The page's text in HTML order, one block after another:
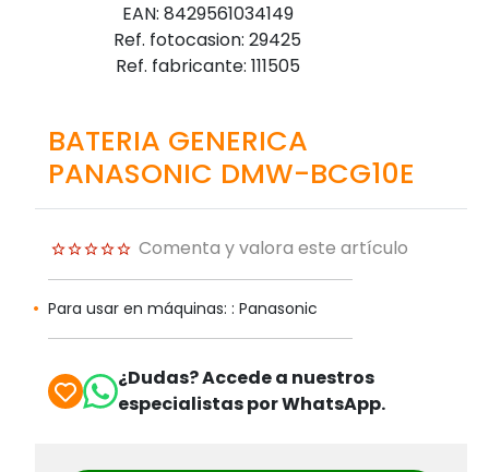
EAN: 8429561034149
Ref. fotocasion: 29425
Ref. fabricante: 111505
BATERIA GENERICA
PANASONIC DMW-BCG10E
Comenta y valora este artículo
Para usar en máquinas: : Panasonic
¿Dudas? Accede a nuestros
especialistas por WhatsApp.